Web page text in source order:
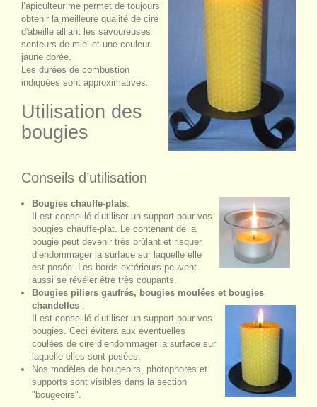
l’apiculteur me permet de toujours
obtenir la meilleure qualité de cire
d'abeille alliant les savoureuses
senteurs de miel et une couleur
jaune dorée.
Les durées de combustion
indiquées sont approximatives.
Utilisation des
bougies
Conseils d’utilisation
Bougies chauffe-plats:
Il est conseillé d’utiliser un support pour vos
bougies chauffe-plat. Le contenant de la
bougie peut devenir très brûlant et risquer
d’endommager la surface sur laquelle elle
est posée. Les bords extérieurs peuvent
aussi se révéler être très coupants.
Bougies piliers gaufrés, bougies moulées et bougies
chandelles :
Il est conseillé d’utiliser un support pour vos
bougies. Ceci évitera aux éventuelles
coulées de cire d’endommager la surface sur
laquelle elles sont posées.
Nos modèles de bougeoirs, photophores et
supports sont visibles dans la section
"bougeoirs".